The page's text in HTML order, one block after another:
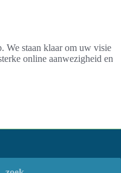
We staan klaar om uw visie
online aanwezigheid en